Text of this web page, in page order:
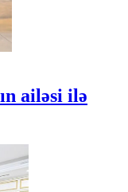
ailəsi ilə